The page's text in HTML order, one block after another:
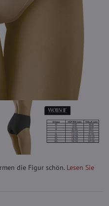
die Figur schön. Lesen Sie